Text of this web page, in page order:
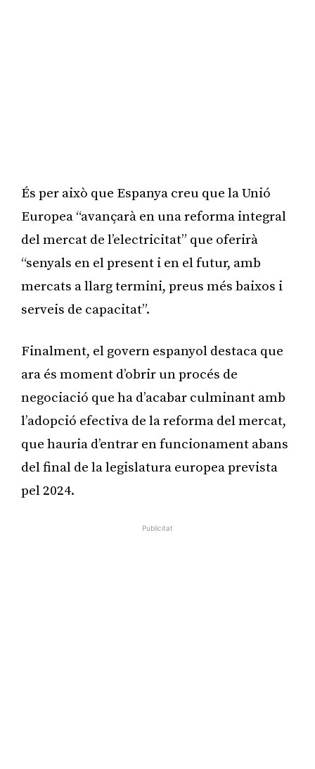
És per això que Espanya creu que la Unió
Europea “avançarà en una reforma integral
del mercat de l’electricitat” que oferirà
“senyals en el present i en el futur, amb
mercats a llarg termini, preus més baixos i
serveis de capacitat”.
Finalment, el govern espanyol destaca que
ara és moment d’obrir un procés de
negociació que ha d’acabar culminant amb
l’adopció efectiva de la reforma del mercat,
que hauria d’entrar en funcionament abans
del final de la legislatura europea prevista
pel 2024.
Publicitat